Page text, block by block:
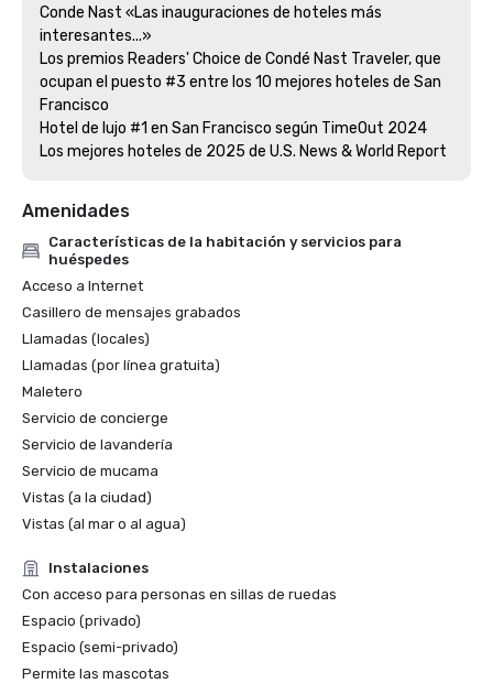
Conde Nast «Las inauguraciones de hoteles más
interesantes...»
Los premios Readers' Choice de Condé Nast Traveler, que
ocupan el puesto #3 entre los 10 mejores hoteles de San
Francisco
Hotel de lujo #1 en San Francisco según TimeOut 2024
Amenidades
Características de la habitación y servicios para
huéspedes
Acceso a Internet
Casillero de mensajes grabados
Llamadas (locales)
Llamadas (por línea gratuita)
Maletero
Servicio de concierge
Servicio de lavandería
Servicio de mucama
Vistas (a la ciudad)
Vistas (al mar o al agua)
Instalaciones
Con acceso para personas en sillas de ruedas
Espacio (privado)
Espacio (semi-privado)
Permite las mascotas